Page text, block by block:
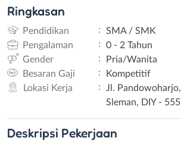
Ringkasan
Pendidikan :
SMA / SMK
Pengalaman
:
0 - 2 Tahun
Gender
:
Pria/Wanita
Besaran Gaji
:
Kompetitif
Lokasi Kerja
:
Jl.
Sleman, DIY -
Deskripsi Pekerjaan